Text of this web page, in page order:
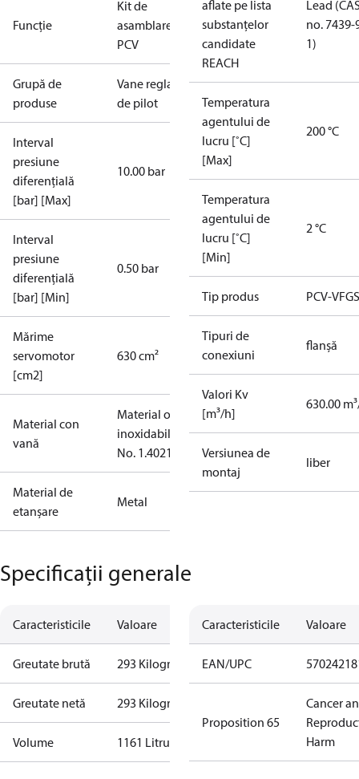
Funcție
Kit de
asamblare
PCV
Grupă de
produse
Vane reglate
de pilot
Interval
presiune
diferențială
[bar] [Max]
10.00 bar
Interval
presiune
diferențială
[bar] [Min]
0.50 bar
Mărime
servomotor
[cm2]
630 cm²
Material con
vană
Material oțel
inoxidabil
No. 1.4021
Material de
etanșare
Metal
aflate pe lista
substanțelor
candidate
REACH
Lead
no. 7439-
1)
Temperatura
agentului de
lucru [˚C]
[Max]
200 °C
Temperatura
agentului de
lucru [˚C]
[Min]
2 °C
Tip produs PCV-
Tipuri de
conexiuni
flanșă
Valori Kv
[m³/h]
630.00
Versiunea de
montaj
liber
Specificații generale
Caracteristicile Valoare
Greutate brută 293 Kilogram
Greutate netă 293 Kilogram
Volume 1161 Litru
Caracteristicile Valoare
EAN/UPC
Proposition 65
Cancer
Harm